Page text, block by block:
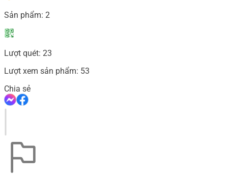
Sản phẩm: 2
Lượt quét: 23
Lượt xem sản phẩm: 53
Chia sẻ